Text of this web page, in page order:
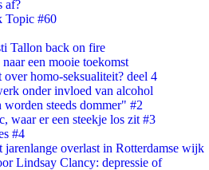
af?
Topic #60
Tallon back on fire
een mooie toekomst
homo-seksualiteit? deel 4
onder invloed van alcohol
steeds dommer" #2
waar er een steekje los zit #3
#4
jarenlange overlast in Rotterdamse wijk
Lindsay Clancy: depressie of